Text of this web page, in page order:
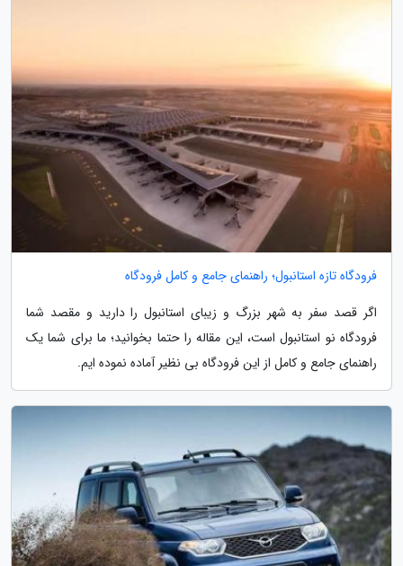
فرودگاه تازه استانبول؛ راهنمای جامع و کامل فرودگاه
اگر قصد سفر به شهر بزرگ و زیبای استانبول را دارید و مقصد شما
فرودگاه نو استانبول است، این مقاله را حتما بخوانید؛ ما برای شما یک
راهنمای جامع و کامل از این فرودگاه بی نظیر آماده نموده ایم.